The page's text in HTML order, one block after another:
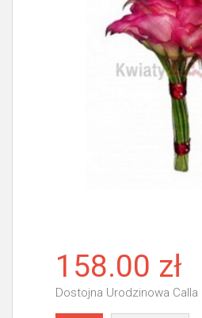
158.00 zł
Dostojna Urodzinowa Calla